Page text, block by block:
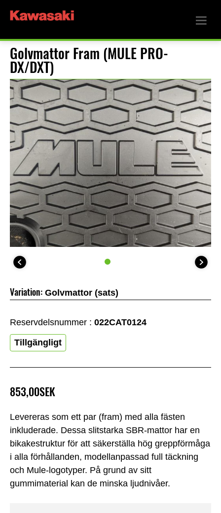
Golvmattor Fram (MULE PRO-
DX/DXT)
Levereras som ett par (fram) med alla fästen
inkluderade. Dessa slitstarka SBR-mattor har en
bikakestruktur för att säkerställa hög greppförmåga
i alla förhållanden, modellanpassad full täckning
och Mule-logotyper. På grund av sitt
gummimaterial kan de minska ljudnivåer.
853,00SEK
Variation: Golvmattor (sats)
Reservdelsnummer : 022CAT0124
Tillgängligt